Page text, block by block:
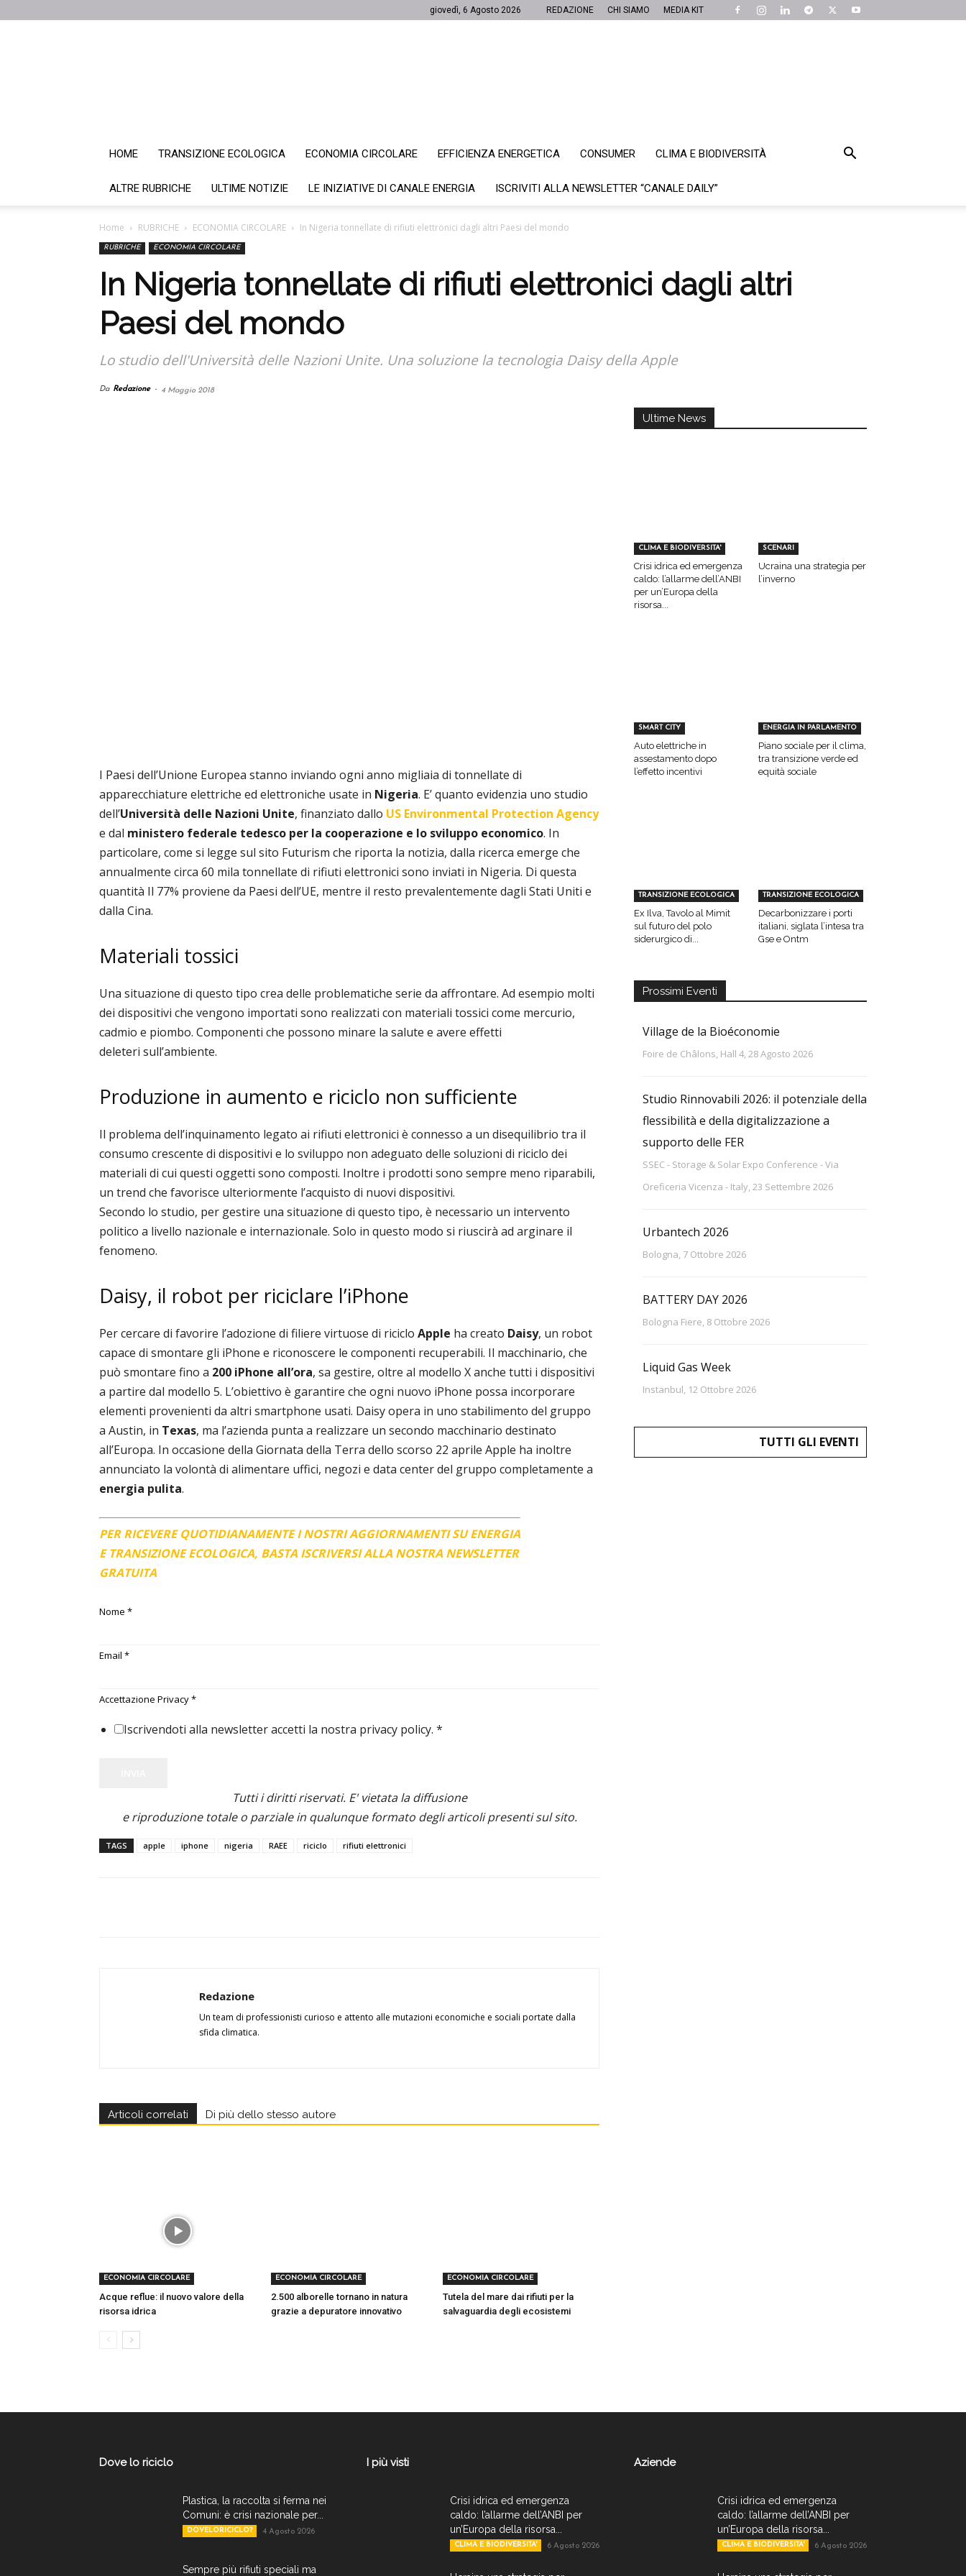
giovedì, 6 Agosto 2026 REDAZIONE CHI SIAMO MEDIA KIT
HOME TRANSIZIONE ECOLOGICA ECONOMIA CIRCOLARE EFFICIENZA ENERGETICA CONSUMER CLIMA E BIODIVERSITÀ
ALTRE RUBRICHE ULTIME NOTIZIE LE INIZIATIVE DI CANALE ENERGIA ISCRIVITI ALLA NEWSLETTER “CANALE DAILY”
Home RUBRICHE ECONOMIA CIRCOLARE In Nigeria tonnellate di rifiuti elettronici dagli altri Paesi del mondo
RUBRICHE ECONOMIA CIRCOLARE
In Nigeria tonnellate di rifiuti elettronici dagli altri
Paesi del mondo
Lo studio dell'Università delle Nazioni Unite. Una soluzione la tecnologia Daisy della Apple
Da Redazione - 4 Maggio 2018
I Paesi dell’Unione Europea stanno inviando ogni anno migliaia di tonnellate di
apparecchiature elettriche ed elettroniche usate in Nigeria. E’ quanto evidenzia uno studio
dell’Università delle Nazioni Unite, finanziato dallo US Environmental Protection Agency
e dal ministero federale tedesco per la cooperazione e lo sviluppo economico. In
particolare, come si legge sul sito Futurism che riporta la notizia, dalla ricerca emerge che
annualmente circa 60 mila tonnellate di rifiuti elettronici sono inviati in Nigeria. Di questa
quantità Il 77% proviene da Paesi dell’UE, mentre il resto prevalentemente dagli Stati Uniti e
dalla Cina.
Materiali tossici
Una situazione di questo tipo crea delle problematiche serie da affrontare. Ad esempio molti
dei dispositivi che vengono importati sono realizzati con materiali tossici come mercurio,
cadmio e piombo. Componenti che possono minare la salute e avere effetti
deleteri sull’ambiente.
Produzione in aumento e riciclo non sufficiente
Il problema dell’inquinamento legato ai rifiuti elettronici è connesso a un disequilibrio tra il
consumo crescente di dispositivi e lo sviluppo non adeguato delle soluzioni di riciclo dei
materiali di cui questi oggetti sono composti. Inoltre i prodotti sono sempre meno riparabili,
un trend che favorisce ulteriormente l’acquisto di nuovi dispositivi.
Secondo lo studio, per gestire una situazione di questo tipo, è necessario un intervento
politico a livello nazionale e internazionale. Solo in questo modo si riuscirà ad arginare il
fenomeno.
Daisy, il robot per riciclare l’iPhone
Per cercare di favorire l’adozione di filiere virtuose di riciclo Apple ha creato Daisy, un robot
capace di smontare gli iPhone e riconoscere le componenti recuperabili. Il macchinario, che
può smontare fino a 200 iPhone all’ora, sa gestire, oltre al modello X anche tutti i dispositivi
a partire dal modello 5. L’obiettivo è garantire che ogni nuovo iPhone possa incorporare
elementi provenienti da altri smartphone usati. Daisy opera in uno stabilimento del gruppo
a Austin, in Texas, ma l’azienda punta a realizzare un secondo macchinario destinato
all’Europa. In occasione della Giornata della Terra dello scorso 22 aprile Apple ha inoltre
annunciato la volontà di alimentare uffici, negozi e data center del gruppo completamente a
energia pulita.
PER RICEVERE QUOTIDIANAMENTE I NOSTRI AGGIORNAMENTI SU ENERGIA
E TRANSIZIONE ECOLOGICA, BASTA ISCRIVERSI ALLA NOSTRA NEWSLETTER
GRATUITA
Nome *
Email *
Accettazione Privacy*
Iscrivendoti alla newsletter accetti la nostra privacy policy. *
Tutti i diritti riservati. E' vietata la diffusione
e riproduzione totale o parziale in qualunque formato degli articoli presenti sul sito.
TAGS apple iphone nigeria RAEE riciclo rifiuti elettronici
Redazione
Un team di professionisti curioso e attento alle mutazioni economiche e sociali portate dalla
sfida climatica.
Articoli correlati Di più dello stesso autore
ECONOMIA CIRCOLARE
Acque reflue: il nuovo valore della
risorsa idrica
ECONOMIA CIRCOLARE
2.500 alborelle tornano in natura
grazie a depuratore innovativo
ECONOMIA CIRCOLARE
Tutela del mare dai rifiuti per la
salvaguardia degli ecosistemi
Ultime News
CLIMA E BIODIVERSITA'
Crisi idrica ed emergenza
caldo: l’allarme dell’ANBI
per un’Europa della
risorsa...
SCENARI
Ucraina una strategia per
l’inverno
SMART CITY
Auto elettriche in
assestamento dopo
l’effetto incentivi
ENERGIA IN PARLAMENTO
Piano sociale per il clima,
tra transizione verde ed
equità sociale
TRANSIZIONE ECOLOGICA
Ex Ilva, Tavolo al Mimit
sul futuro del polo
siderurgico di...
TRANSIZIONE ECOLOGICA
Decarbonizzare i porti
italiani, siglata l’intesa tra
Gse e Ontm
Prossimi Eventi
Village de la Bioéconomie
Foire de Châlons, Hall 4, 28 Agosto 2026
Studio Rinnovabili 2026: il potenziale della
flessibilità e della digitalizzazione a
supporto delle FER
SSEC - Storage & Solar Expo Conference - Via
Oreficeria Vicenza - Italy, 23 Settembre 2026
Urbantech 2026
Bologna, 7 Ottobre 2026
BATTERY DAY 2026
Bologna Fiere, 8 Ottobre 2026
Liquid Gas Week
Instanbul, 12 Ottobre 2026
TUTTI GLI EVENTI
Dove lo riciclo
Plastica, la raccolta si ferma nei
Comuni: è crisi nazionale per...
DOVELORICICLO? 4 Agosto 2026
Sempre più rifiuti speciali ma
I più visti
Crisi idrica ed emergenza
caldo: l’allarme dell’ANBI per
un’Europa della risorsa...
CLIMA E BIODIVERSITA' 6 Agosto 2026
Aziende
Crisi idrica ed emergenza
caldo: l’allarme dell’ANBI per
un’Europa della risorsa...
CLIMA E BIODIVERSITA' 6 Agosto 2026